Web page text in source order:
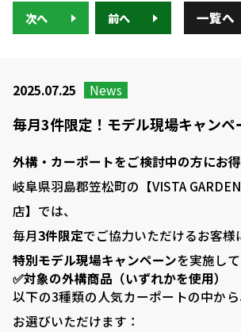
次へ 前へ 一覧へ
2025.07.25 News
毎月3件限定！モデル現場キャンペ
外構・カーポートをご検討中の方にお
岐阜県羽島郡笠松町の【VISTA
店】では、
毎月3件限定でご協力いただけるお客様
特別モデル現場キャンペーンを実施し
✅対象の外構商品（いずれかを使用）
以下の3種類の人気カーポートの中か
お選びいただけます：